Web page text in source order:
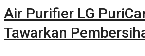
Air Purifier LG
Tawarkan